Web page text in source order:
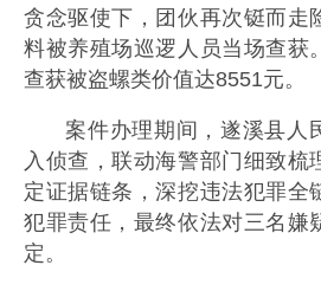
贪念驱使下，团伙再次铤而走
料被养殖场巡逻人员当场查获
查获被盗螺类价值达8551元。
案件办理期间，遂溪县人
入侦查，联动海警部门细致梳
定证据链条，深挖违法犯罪全
犯罪责任，最终依法对三名嫌
定。